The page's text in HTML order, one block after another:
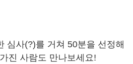
심사(?)를 거쳐 50분을 선정해
진 사람도 만나보세요!